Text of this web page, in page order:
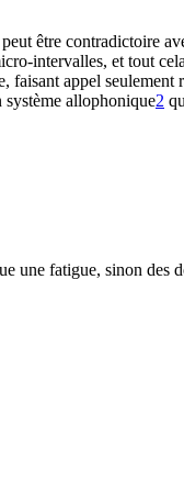
être contradictoire
intervalles, et tout
faisant appel
système allophonique2
une fatigue, sinon des